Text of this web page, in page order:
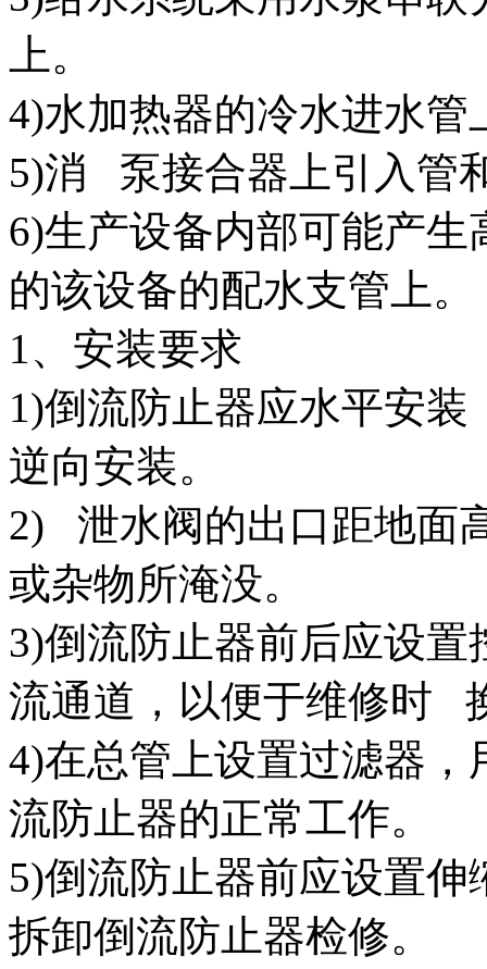
上。
4)水加热器的冷水进水管
5)消 泵接合器上引入管
6)生产设备内部可能产
的该设备的配水支管上。
1、安装要求
1)倒流防止器应水平安
逆向安装。
2) 泄水阀的出口距地面
或杂物所淹没。
3)倒流防止器前后应设
流通道，以便于维修时
4)在总管上设置过滤器
流防止器的正常工作。
5)倒流防止器前应设置
拆卸倒流防止器检修。